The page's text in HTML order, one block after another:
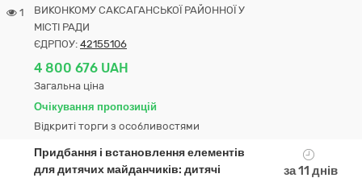
1
ВИКОНКОМУ САКСАГАНСЬКОЇ РАЙОННОЇ У
МІСТІ РАДИ
ЄДРПОУ: 42155106
4 800 676 UAH
Загальна ціна
Очікування пропозицій
Відкриті торги з особливостями
Придбання і встановлення елементів
для дитячих майданчиків: дитячі
за 11 днів